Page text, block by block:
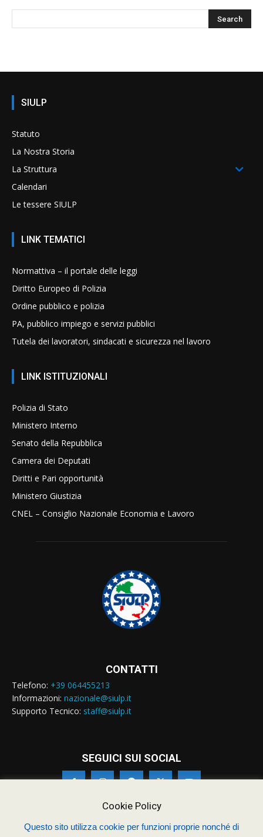
SIULP
Statuto
La Nostra Storia
La Struttura
Calendari
Le tessere SIULP
LINK TEMATICI
Normattiva – il portale delle leggi
Diritto Europeo di Polizia
Ordine pubblico e polizia
PA, pubblico impiego e servizi pubblici
Tutela dei lavoratori, sindacati e sicurezza nel lavoro
LINK ISTITUZIONALI
Polizia di Stato
Ministero Interno
Senato della Repubblica
Camera dei Deputati
Diritti e Pari opportunità
Ministero Giustizia
CNEL – Consiglio Nazionale Economia e Lavoro
CONTATTI
Telefono: +39 064455213
Informazioni: nazionale@siulp.it
Supporto Tecnico: staff@siulp.it
SEGUICI SUI SOCIAL
Cookie Policy
Questo sito utilizza cookie per funzioni proprie nonché di